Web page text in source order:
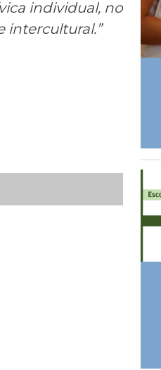
individual, no
intercultural.”